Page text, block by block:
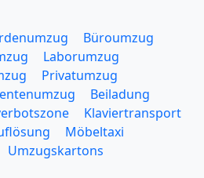
Büroumzug
Laborumzug
Privatumzug
Beiladung
Klaviertransport
Möbeltaxi
Umzugskartons